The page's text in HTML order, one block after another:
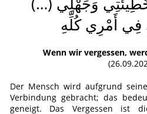
فِي أَمْرِي كُلِّهِ
Wenn wir vergessen,
Der Mensch wird aufgrund
Verbindung gebracht; das
geneigt. Das Vergessen ist